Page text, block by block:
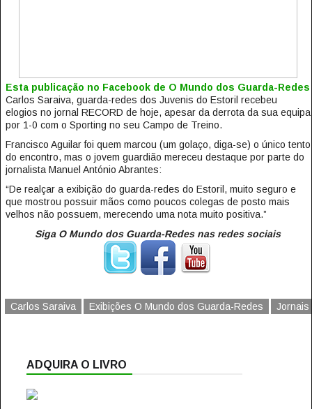
Esta publicação no Facebook de O Mundo dos Guarda-Redes
Carlos Saraiva, guarda-redes dos Juvenis do Estoril recebeu
elogios no jornal RECORD de hoje, apesar da derrota da sua equipa
por 1-0 com o Sporting no seu Campo de Treino.
Francisco Aguilar foi quem marcou (um golaço, diga-se) o único tento
do encontro, mas o jovem guardião mereceu destaque por parte do
jornalista Manuel António Abrantes:
“De realçar a exibição do guarda-redes do Estoril, muito seguro e
que mostrou possuir mãos como poucos colegas de posto mais
velhos não possuem, merecendo uma nota muito positiva.”
Siga O Mundo dos Guarda-Redes nas redes sociais
Carlos Saraiva Exibições O Mundo dos Guarda-Redes Jornais
ADQUIRA O LIVRO